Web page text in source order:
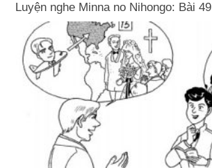
Luyện nghe Minna no Nihongo: Bài 49